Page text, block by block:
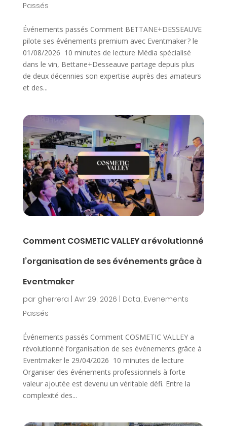
Passés
Événements passés Comment BETTANE+DESSEAUVE
pilote ses événements premium avec Eventmaker ? le
01/08/2026 10 minutes de lecture Média spécialisé
dans le vin, Bettane+Desseauve partage depuis plus
de deux décennies son expertise auprès des amateurs
et des...
Comment COSMETIC VALLEY a révolutionné
l’organisation de ses événements grâce à
Eventmaker
par gherrera | Avr 29, 2026 | Data, Evenements
Passés
Événements passés Comment COSMETIC VALLEY a
révolutionné l’organisation de ses événements grâce à
Eventmaker le 29/04/2026 10 minutes de lecture
Organiser des événements professionnels à forte
valeur ajoutée est devenu un véritable défi. Entre la
complexité des...